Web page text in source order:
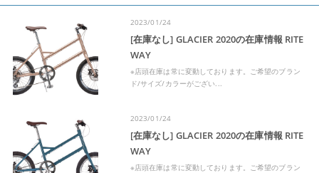
2023/01/24
[在庫なし] GLACIER 2020の在庫情報 RITE
WAY
※店頭在庫は常に変動しております。ご希望のブラン
ド/サイズ/カラーがござい...
2023/01/24
[在庫なし] GLACIER 2020の在庫情報 RITE
WAY
※店頭在庫は常に変動しております。ご希望のブラン